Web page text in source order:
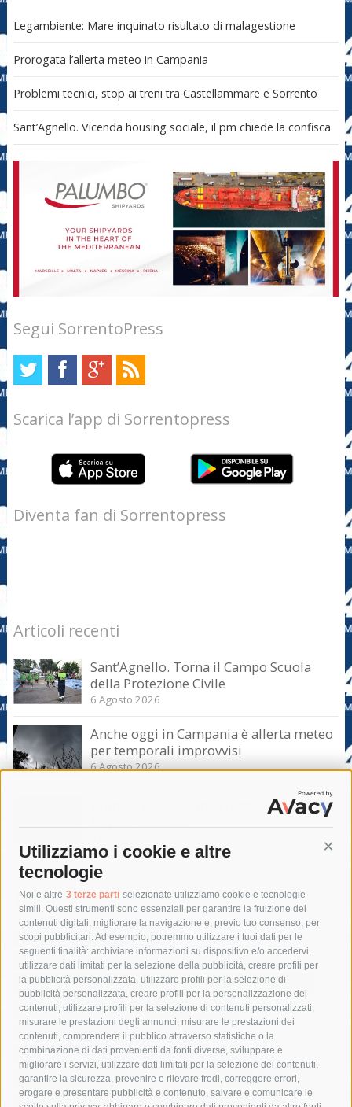
Utilizziamo i cookie e altre
tecnologie
Noi e altre 3 terze parti selezionate utilizziamo cookie e tecnologie
simili. Questi strumenti sono essenziali per garantire la fruizione dei
contenuti digitali, migliorare la navigazione e, previo tuo consenso, per
scopi pubblicitari. Ad esempio, potremmo utilizzare i tuoi dati per le
seguenti finalità: archiviare informazioni su dispositivo e/o accedervi,
utilizzare dati limitati per la selezione della pubblicità, creare profili per
la pubblicità personalizzata, utilizzare profili per la selezione di
pubblicità personalizzata, creare profili per la personalizzazione dei
contenuti, utilizzare profili per la selezione di contenuti personalizzati,
misurare le prestazioni degli annunci, misurare le prestazioni dei
contenuti, comprendere il pubblico attraverso statistiche o la
combinazione di dati provenienti da fonti diverse, sviluppare e
migliorare i servizi, utilizzare dati limitati per la selezione dei contenuti,
garantire la sicurezza, prevenire e rilevare frodi, correggere errori,
erogare e presentare pubblicità e contenuto, salvare e comunicare le
Legambiente: Mare inquinato risultato di malagestione
Prorogata l’allerta meteo in Campania
Problemi tecnici, stop ai treni tra Castellammare e Sorrento
Sant’Agnello. Vicenda housing sociale, il pm chiede la confisca
Segui SorrentoPress
Scarica l’app di Sorrentopress
Diventa fan di Sorrentopress
Articoli recenti
Sant’Agnello. Torna il Campo Scuola
della Protezione Civile
6 Agosto 2026
Anche oggi in Campania è allerta meteo
per temporali improvvisi
6 Agosto 2026
Domani e sabato interrotta la linea Eav
Tag
acqua allerta meteo
anas
area marina protetta di punta campanella
arresto
Asl Napoli 3 sud
capitaneria di porto capri
carabinieri
castellammare di stabia
circumvesuviana
comune di sorrento
concerto
contagi
costiera amalfitana
covid-19 eav
elezioni
fondazione sorrento
gori guardia costiera
incidente
lavori
lorenzo balducelli mare massa lubrense